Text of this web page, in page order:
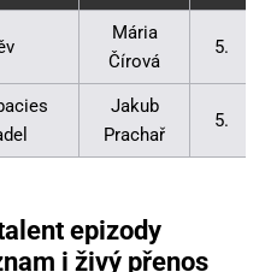
Mária
Čírová
5.
Jakub
Prachař
5.
epizody
i živý přenos